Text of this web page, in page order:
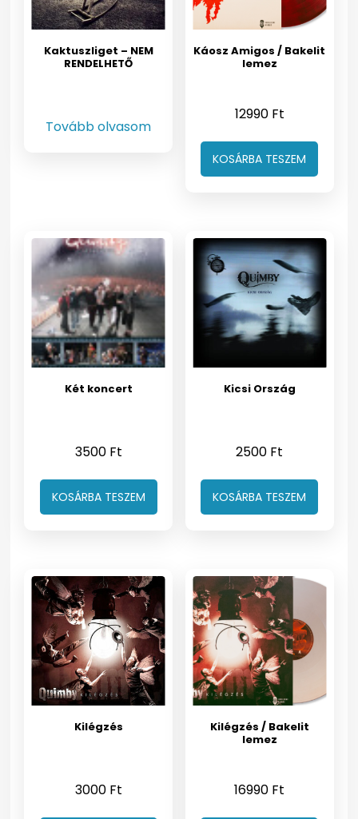
Kaktuszliget – NEM
RENDELHETŐ
Tovább olvasom
Káosz Amigos / Bakelit
lemez
12990 Ft
KOSÁRBA TESZEM
Két koncert
3500 Ft
KOSÁRBA TESZEM
Kicsi Ország
2500 Ft
KOSÁRBA TESZEM
Kilégzés
3000 Ft
Kilégzés / Bakelit
lemez
16990 Ft